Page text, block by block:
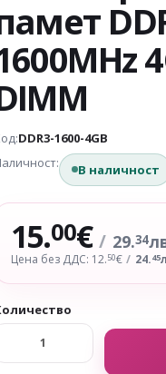
DDR3-1600-4GB
В наличност
15.00€ / 29.34
Цена без ДДС: 12.50€ / 24.45